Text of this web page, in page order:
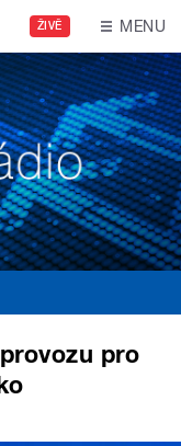
ŽIVĚ MENU
pro